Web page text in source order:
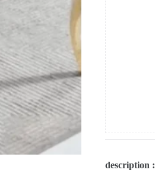
description :